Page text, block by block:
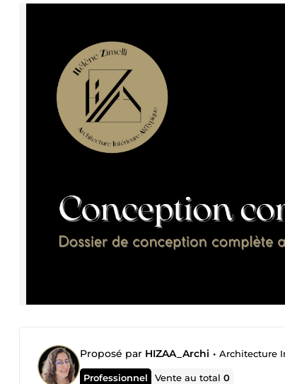
Proposé par HIZAA_Archi • Architecture
Professionnel Vente au total0